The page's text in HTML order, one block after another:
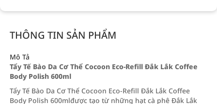
THÔNG TIN SẢN PHẨM
Mô Tả
Tẩy Tế Bào Da Cơ Thể Cocoon Eco-Refill Đắk Lắk Coffee
Body Polish 600ml
Tẩy Tế Bào Da Cơ Thể Cocoon Eco-Refill Đắk Lắk Coffee
Body Polish 600mlđược tạo từ những hạt cà phê Đắk Lắk